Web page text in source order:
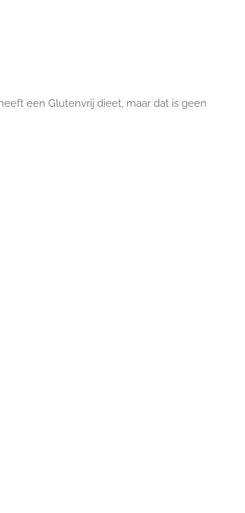
een Glutenvrij dieet, maar dat is geen